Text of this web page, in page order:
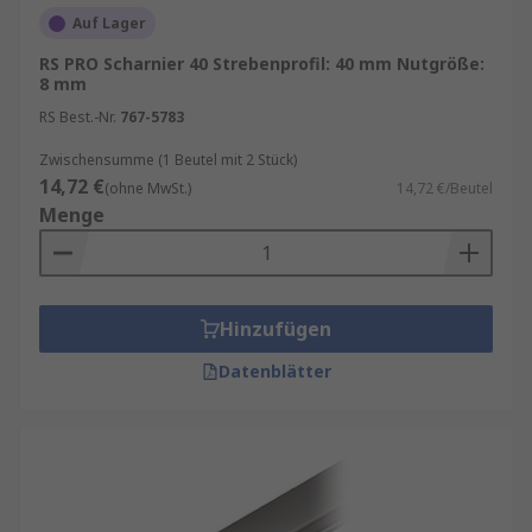
Bereichen Anwendung:
Privathaushalte– für Haustüren,
Wohnungstüren und Innentüren.
Brandschutztüren, Sicherheitstüren und
Automatiktüren.
Öffentliche Einrichtungen– mit
barrierefreien Türlösungen und
Zugangskontrollen.
Auf Lager
RS PRO Scharnier 40 Strebenprofil: 40 mm Nutgröße:
8 mm
RS Best.-Nr. 767-5783
Zwischensumme (1 Beutel mit 2 Stück)
14,72 €(ohne MwSt.) 14,72 €/Beutel
Menge
Hinzufügen
Datenblätter